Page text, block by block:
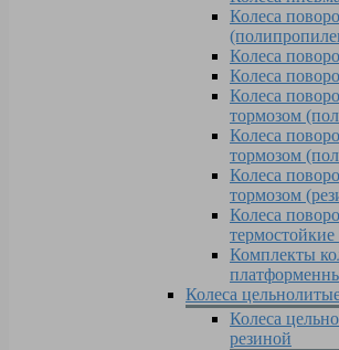
Колеса
Колеса
Колеса
Колеса
тормозом
Колеса
тормозом
Колеса
тормозом
Колеса
Комплекты
Колеса
Колеса
резиной